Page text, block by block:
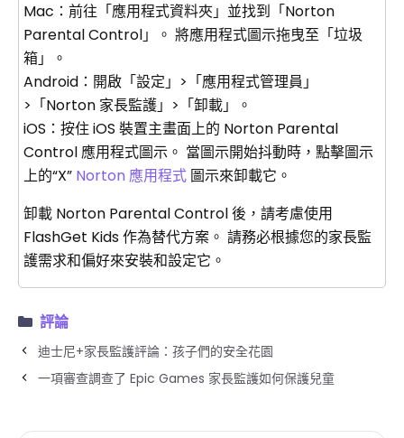
Mac：前往「應用程式資料夾」並找到「Norton
Parental Control」。 將應用程式圖示拖曳至「垃圾
箱」。
Android：開啟「設定」>「應用程式管理員」
>「Norton 家長監護」>「卸載」。
iOS：按住 iOS 裝置主畫面上的 Norton Parental
Control 應用程式圖示。 當圖示開始抖動時，點擊圖示
上的“X” Norton 應用程式 圖示來卸載它。
卸載 Norton Parental Control 後，請考慮使用
FlashGet Kids 作為替代方案。 請務必根據您的家長監
護需求和偏好來安裝和設定它。
評論
迪士尼+家長監護評論：孩子們的安全花園
一項審查調查了 Epic Games 家長監護如何保護兒童